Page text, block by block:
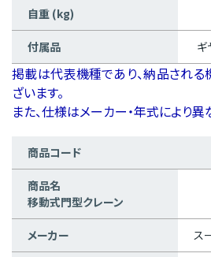
自重 (kg)
付属品 ギ
掲載は代表機種であり、納品され
ざいます。
また、仕様はメーカー・年式により異
商品コード
商品名
移動式門型クレーン
メーカー ス